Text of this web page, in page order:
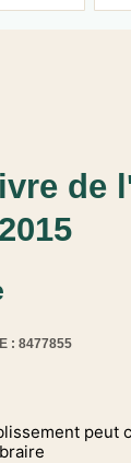
de
: 8477855
peut